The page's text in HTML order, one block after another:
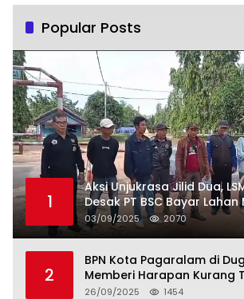
Popular Posts
1
Aksi Unjukrasa Jilid Dua,
Desak PT BSC Bayar
Suropati
03/09/2025 2070
2
BPN Kota Pagaralam di
Memberi Harapan Kurang
Terkait Sertifikat Tumpang
26/09/2025 1454